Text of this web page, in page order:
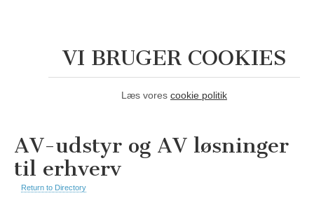
VI BRUGER COOKIES
Læs vores cookie politik
AV-udstyr og AV løsninger
til erhverv
Return to Directory